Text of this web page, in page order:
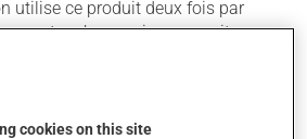
utilise ce produit deux fois par
votre pharmacien vous ait
qui est plus approprié pour
ses effets bénéfiques, il doit être
et continue. Assurez-vous de
cookies on this site